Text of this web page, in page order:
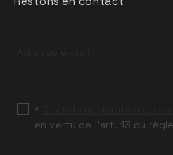
field
*
en vertu de l’art. 13 du